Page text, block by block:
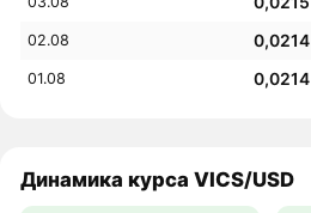
02.08 0,0214
01.08 0,0214
Динамика курса VICS/USD